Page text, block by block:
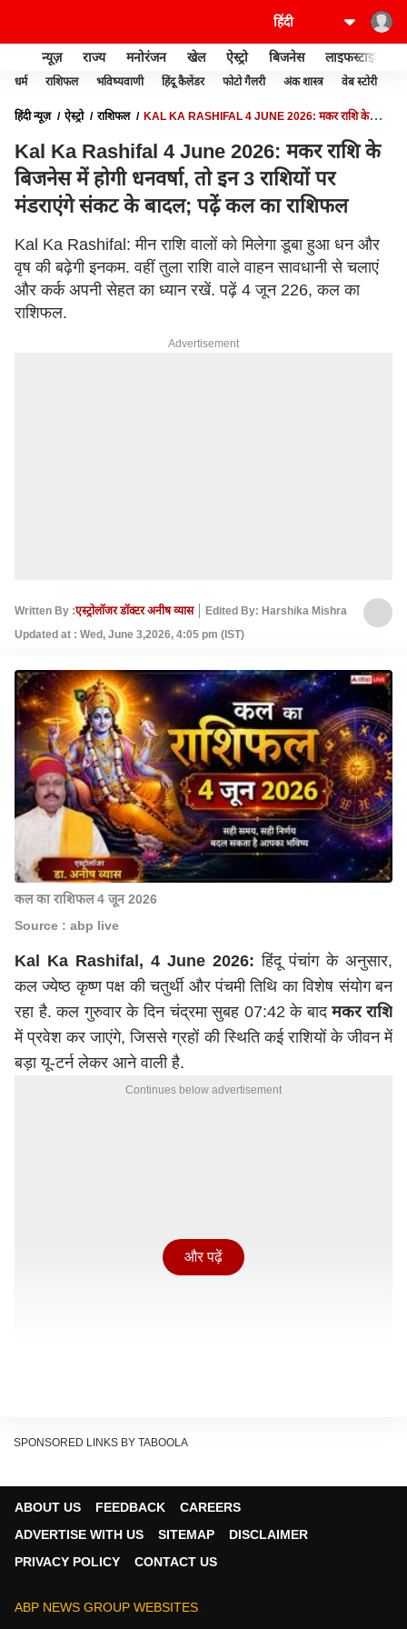
न्यूज़ राज्य मनोरंजन खेल ऐस्ट्रो बिजनेस लाइफस्टाइल
धर्म राशिफल भविष्यवाणी हिंदू कैलेंडर फोटो गैलरी अंक शास्त्र वेब स्टोरी
हिंदी न्यूज़ ऐस्ट्रो राशिफल
KAL KA RASHIFAL 4 JUNE 2026: मकर राशि के
Kal Ka Rashifal 4 June 2026: मकर राशि के
बिजनेस में होगी धनवर्षा, तो इन 3 राशियों पर
मंडराएंगे संकट के बादल; पढ़ें कल का राशिफल
Kal Ka Rashifal: मीन राशि वालों को मिलेगा डूबा हुआ धन और
वृष की बढ़ेगी इनकम. वहीं तुला राशि वाले वाहन सावधानी से चलाएं
और कर्क अपनी सेहत का ध्यान रखें. पढ़ें 4 जून 226, कल का
राशिफल.
Advertisement
Written By :एस्ट्रोलॉजर डॉक्टर अनीष व्यास
Edited By: Harshika Mishra
Updated at : Wed, June 3,2026, 4:05 pm (IST)
कल का राशिफल 4 जून 2026
Source : abp live
Kal Ka Rashifal, 4 June 2026: हिंदू पंचांग के अनुसार,
कल ज्येष्ठ कृष्ण पक्ष की चतुर्थी और पंचमी तिथि का विशेष संयोग बन
रहा है. कल गुरुवार के दिन चंद्रमा सुबह 07:42 के बादमकर राशि
में प्रवेश कर जाएंगे, जिससे ग्रहों की स्थिति कई राशियों के जीवन में
बड़ा यू-टर्न लेकर आने वाली है.
Continues below advertisement
अलावा, यदि आपकी राशि मेष, कर्क, तुला या मकर है, तो आपको
और पढ़ें
SPONSORED LINKS BY TABOOLA
ABOUT US FEEDBACK
CAREERS
ADVERTISE WITH US
SITEMAP
DISCLAIMER
PRIVACY POLICY
CONTACT US
ABP NEWS GROUP WEBSITES